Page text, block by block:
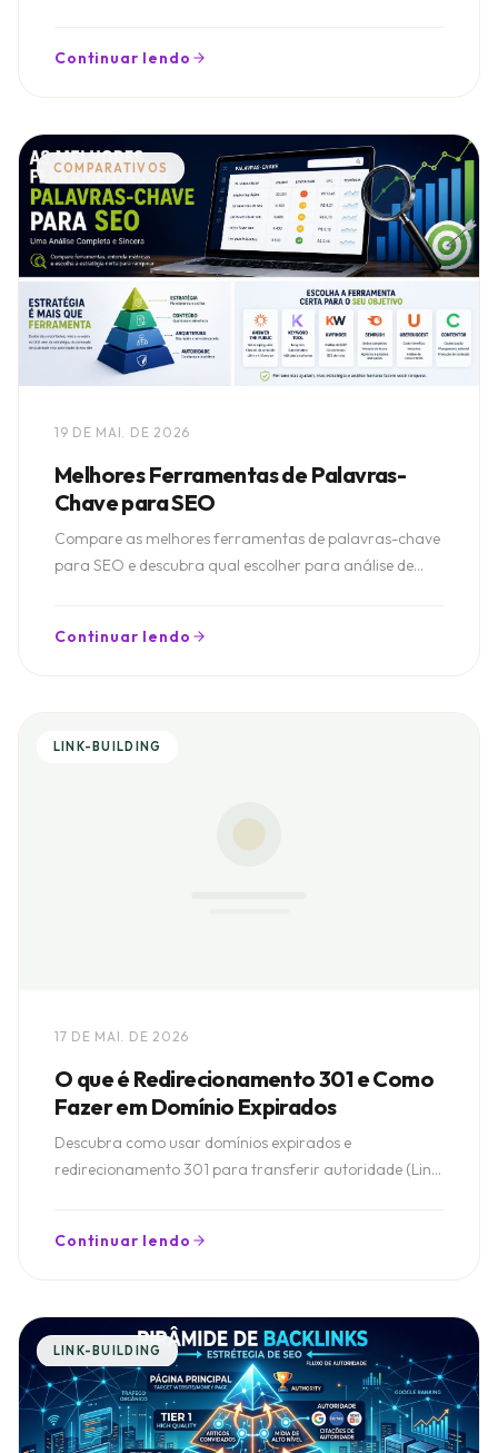
Continuar lendo
COMPARATIVOS
19 DE MAI. DE 2026
Melhores Ferramentas de Palavras-
Chave para SEO
Compare as melhores ferramentas de palavras-chave
para SEO e descubra qual escolher para análise de
Continuar lendo
LINK-BUILDING
17 DE MAI. DE 2026
O que é Redirecionamento 301 e Como
Fazer em Domínio Expirados
Descubra como usar domínios expirados e
redirecionamento 301 para transferir autoridade (Link
Continuar lendo
LINK-BUILDING